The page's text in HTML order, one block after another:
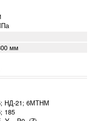
мм
НД-21; 6МТНМ
185